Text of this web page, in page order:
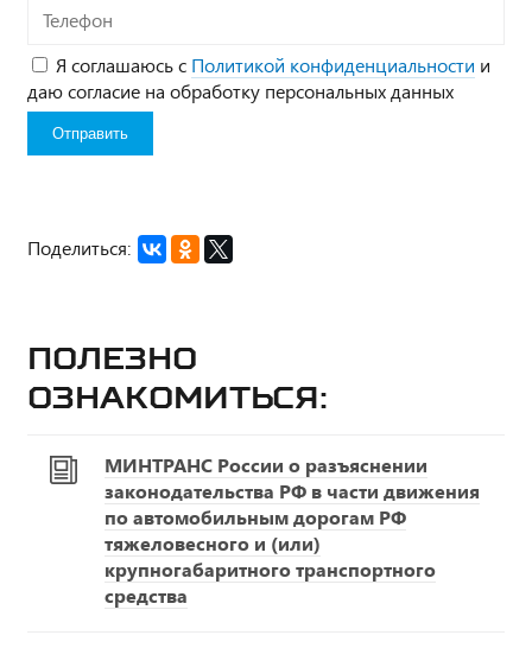
Телефон
Я соглашаюсь с Политикой конфиденциальности и
даю согласие на обработку персональных данных
Поделиться:
Полезно
ознакомиться:
МИНТРАНС России о разъяснении
законодательства РФ в части движения
по автомобильным дорогам РФ
тяжеловесного и (или)
крупногабаритного транспортного
средства